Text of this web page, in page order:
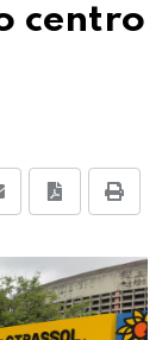
centro